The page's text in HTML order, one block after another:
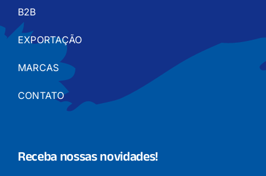
B2B
EXPORTAÇÃO
MARCAS
CONTATO
Receba nossas novidades!